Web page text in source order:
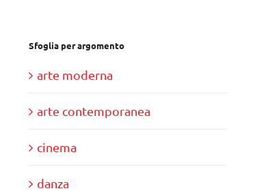
Sfoglia per argomento
arte moderna
arte contemporanea
cinema
danza